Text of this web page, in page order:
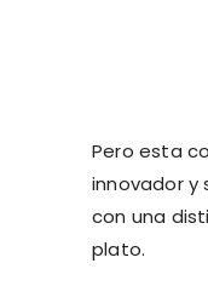
Pero esta
innovador y
con una
plato.